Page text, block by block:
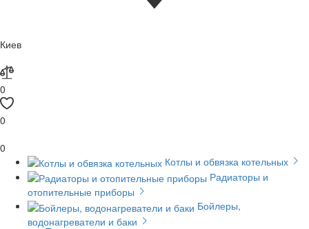
Киев
0
0
0
Котлы и обвязка котельных
Радиаторы и
отопительные приборы
Бойлеры,
водонагреватели и баки